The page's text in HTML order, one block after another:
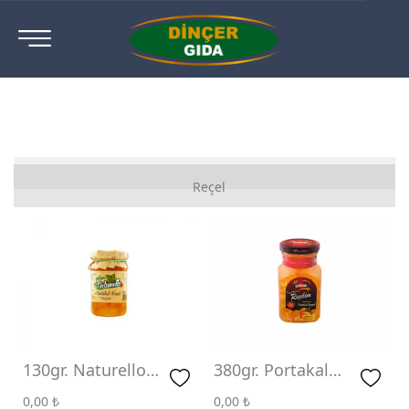
Reçel
Böğürtlen Reçeli
Çilek Reçeli
Gül Reçeli
İncir Reçeli
130gr. Naturello
Portakal Reçeli
0,00 ₺
380gr. Portakal
Reçeli
0,00 ₺